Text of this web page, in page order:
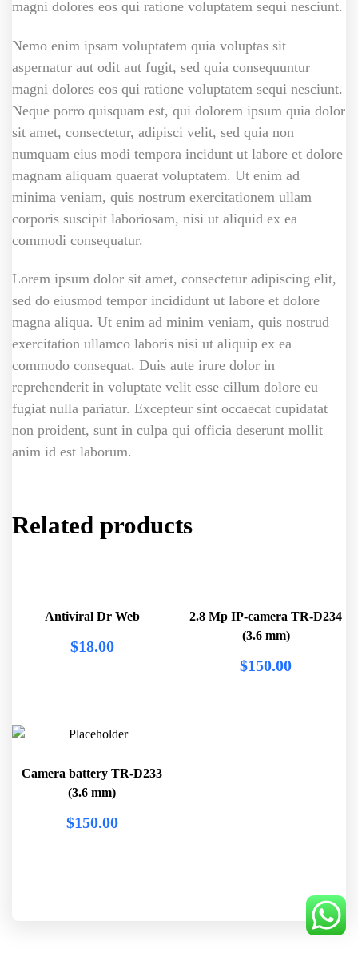
magni dolores eos qui ratione voluptatem sequi nesciunt.
Nemo enim ipsam voluptatem quia voluptas sit
aspernatur aut odit aut fugit, sed quia consequuntur
magni dolores eos qui ratione voluptatem sequi nesciunt.
Neque porro quisquam est, qui dolorem ipsum quia dolor
sit amet, consectetur, adipisci velit, sed quia non
numquam eius modi tempora incidunt ut labore et dolore
magnam aliquam quaerat voluptatem. Ut enim ad
minima veniam, quis nostrum exercitationem ullam
corporis suscipit laboriosam, nisi ut aliquid ex ea
commodi consequatur.
Lorem ipsum dolor sit amet, consectetur adipiscing elit,
sed do eiusmod tempor incididunt ut labore et dolore
magna aliqua. Ut enim ad minim veniam, quis nostrud
exercitation ullamco laboris nisi ut aliquip ex ea
commodo consequat. Duis aute irure dolor in
reprehenderit in voluptate velit esse cillum dolore eu
fugiat nulla pariatur. Excepteur sint occaecat cupidatat
non proident, sunt in culpa qui officia deserunt mollit
anim id est laborum.
Related products
Antiviral Dr Web
$18.00
2.8 Mp IP-camera TR-D234
(3.6 mm)
$150.00
Camera battery TR-D233
(3.6 mm)
$150.00